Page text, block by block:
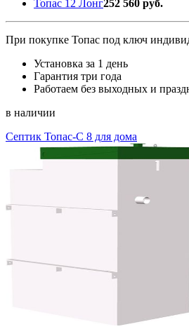
Топас 12 Лонг252 560 руб.
При покупке Топас под ключ
Установка за 1 день
Гарантия три года
Работаем без выходных и
в наличии
Септик Топас-С 8 для дома